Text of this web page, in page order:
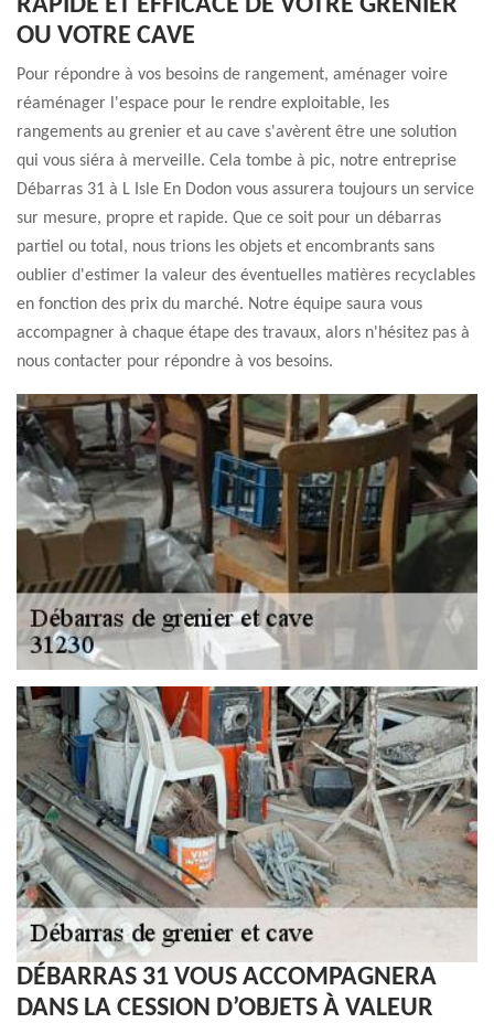
RAPIDE ET EFFICACE DE VOTRE GRENIER
OU VOTRE CAVE
Pour répondre à vos besoins de rangement, aménager voire
réaménager l'espace pour le rendre exploitable, les
rangements au grenier et au cave s'avèrent être une solution
qui vous siéra à merveille. Cela tombe à pic, notre entreprise
Débarras 31 à L Isle En Dodon vous assurera toujours un service
sur mesure, propre et rapide. Que ce soit pour un débarras
partiel ou total, nous trions les objets et encombrants sans
oublier d'estimer la valeur des éventuelles matières recyclables
en fonction des prix du marché. Notre équipe saura vous
accompagner à chaque étape des travaux, alors n'hésitez pas à
nous contacter pour répondre à vos besoins.
DÉBARRAS 31 VOUS ACCOMPAGNERA
DANS LA CESSION D’OBJETS À VALEUR